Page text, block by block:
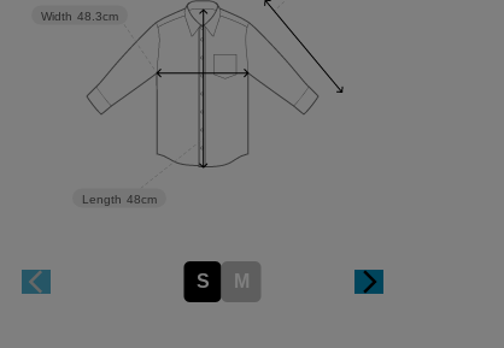
Length 48cm
Width 48.3cm
S M